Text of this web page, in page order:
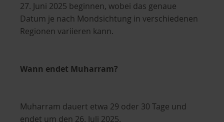
27. Juni 2025 beginnen, wobei das genaue
Datum je nach Mondsichtung in verschiedenen
Regionen variieren kann.
Wann endet Muharram?
Muharram dauert etwa 29 oder 30 Tage und
endet um den 26. Juli 2025.